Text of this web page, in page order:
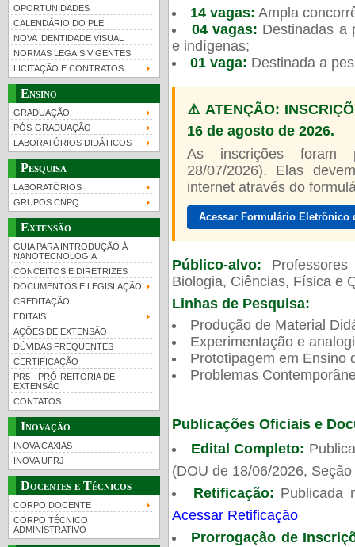
OPORTUNIDADES
CALENDÁRIO DO PLE
NOVA IDENTIDADE VISUAL
NORMAS LEGAIS VIGENTES
LICITAÇÃO E CONTRATOS
Ensino
GRADUAÇÃO
PÓS-GRADUAÇÃO
LABORATÓRIOS DIDÁTICOS
Pesquisa
LABORATÓRIOS
GRUPOS CNPQ
Extensão
GUIA PARA INTRODUÇÃO À
NANOTECNOLOGIA
CONCEITOS E DIRETRIZES
DOCUMENTOS E LEGISLAÇÃO
CREDITAÇÃO
EDITAIS
AÇÕES DE EXTENSÃO
DÚVIDAS FREQUENTES
CERTIFICAÇÃO
PR5 - PRÓ-REITORIA DE
EXTENSÃO
CONTATOS
Inovação
INOVA CAXIAS
INOVA UFRJ
Docentes e Técnicos
CORPO DOCENTE
CORPO TÉCNICO
ADMINISTRATIVO
14 vagas: Ampla
04 vagas: Destinadas a
e indígenas;
01 vaga: Destinada a
⚠️ ATENÇÃO:
16 de agosto de 2026.
As inscrições foram
28/07/2026). Elas
internet através do
Acessar Formulário
Público-alvo:
Biologia, Ciências, Física e
Linhas de Pesquisa:
Produção de Material
Experimentação e
Prototipagem em Ensino
Problemas
Publicações Oficiais e
Edital Completo:
(DOU de 18/06/2026,
Retificação: Publicada
Acessar Retificação
Prorrogação de